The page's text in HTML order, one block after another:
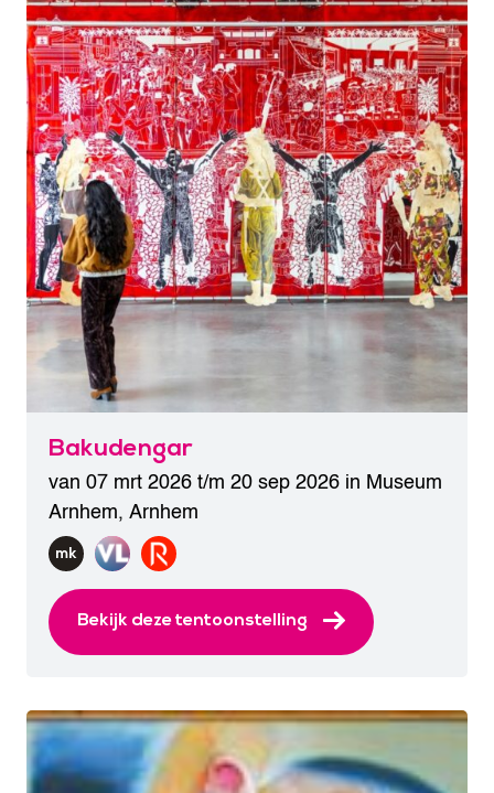
Bakudengar
van 07 mrt 2026 t/m 20 sep 2026 in Museum
Arnhem, Arnhem
Bekijk deze tentoonstelling